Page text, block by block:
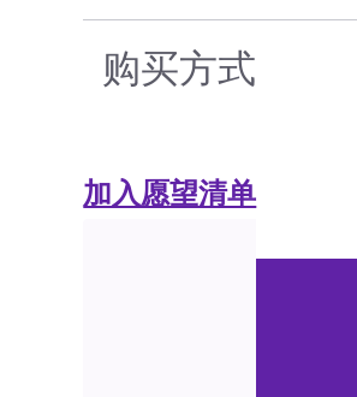
购买方式
加入愿望清单